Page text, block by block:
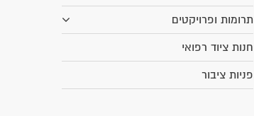
תרומות ופרויקטים
חנות ציוד רפואי
פניות ציבור